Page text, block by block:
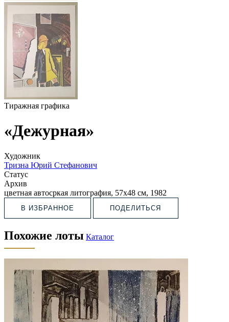
Тиражная графика
«Дежурная»
Художник
Тризна Юрий Стефанович
Статус
Архив
цветная автосркая литография, 57х48 см, 1982
В ИЗБРАННОЕ ПОДЕЛИТЬСЯ
Похожие лоты Каталог